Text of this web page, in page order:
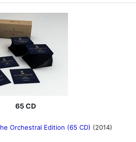
65 CD
Orchestral Edition (65 CD) (2014)